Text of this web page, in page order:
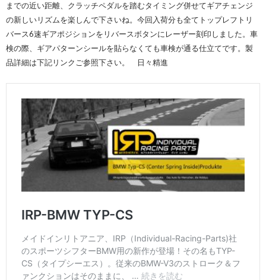
までの近い距離、クラッチペダルを踏むタイミング併せてギアチェンジ
の新しいリズムを楽しんで下さいね。今回入荷分も全てトップレフトリ
バース6速ギアポジションをリバースボタンにレーザー刻印しました。車
検の際、ギアパターンシールを貼らなくても車検が通る仕立てです。製
品詳細は下記リンクご参照下さい。 日々精進